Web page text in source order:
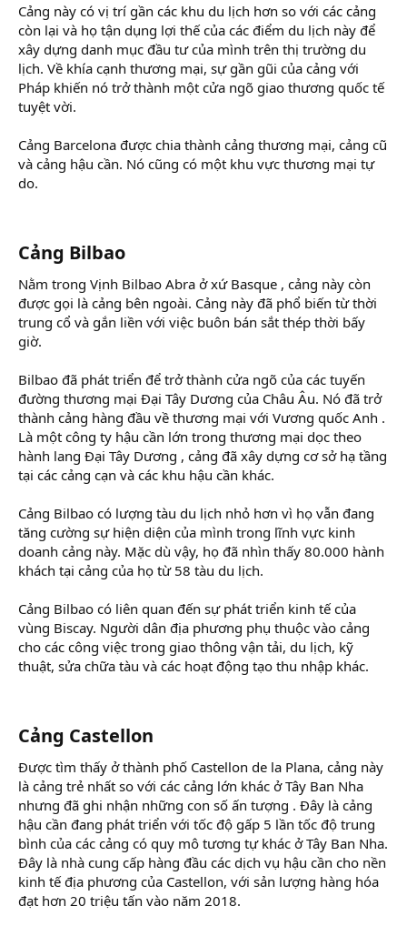
Cảng này có vị trí gần các khu du lịch hơn so với các cảng
còn lại và họ tận dụng lợi thế của các điểm du lịch này để
xây dựng danh mục đầu tư của mình trên thị trường du
lịch. Về khía cạnh thương mại, sự gần gũi của cảng với
Pháp khiến nó trở thành một cửa ngõ giao thương quốc tế
tuyệt vời.
Cảng Barcelona được chia thành cảng thương mại, cảng cũ
và cảng hậu cần. Nó cũng có một khu vực thương mại tự
do.
Cảng Bilbao
Nằm trong Vịnh Bilbao Abra ở xứ Basque , cảng này còn
được gọi là cảng bên ngoài. Cảng này đã phổ biến từ thời
trung cổ và gắn liền với việc buôn bán sắt thép thời bấy
giờ.
Bilbao đã phát triển để trở thành cửa ngõ của các tuyến
đường thương mại Đại Tây Dương của Châu Âu. Nó đã trở
thành cảng hàng đầu về thương mại với Vương quốc Anh .
Là một công ty hậu cần lớn trong thương mại dọc theo
hành lang Đại Tây Dương , cảng đã xây dựng cơ sở hạ tầng
tại các cảng cạn và các khu hậu cần khác.
Cảng Bilbao có lượng tàu du lịch nhỏ hơn vì họ vẫn đang
tăng cường sự hiện diện của mình trong lĩnh vực kinh
doanh cảng này. Mặc dù vậy, họ đã nhìn thấy 80.000 hành
khách tại cảng của họ từ 58 tàu du lịch.
Cảng Bilbao có liên quan đến sự phát triển kinh tế của
vùng Biscay. Người dân địa phương phụ thuộc vào cảng
cho các công việc trong giao thông vận tải, du lịch, kỹ
thuật, sửa chữa tàu và các hoạt động tạo thu nhập khác.
Cảng Castellon
Được tìm thấy ở thành phố Castellon de la Plana, cảng này
là cảng trẻ nhất so với các cảng lớn khác ở Tây Ban Nha
nhưng đã ghi nhận những con số ấn tượng . Đây là cảng
hậu cần đang phát triển với tốc độ gấp 5 lần tốc độ trung
bình của các cảng có quy mô tương tự khác ở Tây Ban Nha.
Đây là nhà cung cấp hàng đầu các dịch vụ hậu cần cho nền
kinh tế địa phương của Castellon, với sản lượng hàng hóa
đạt hơn 20 triệu tấn vào năm 2018.